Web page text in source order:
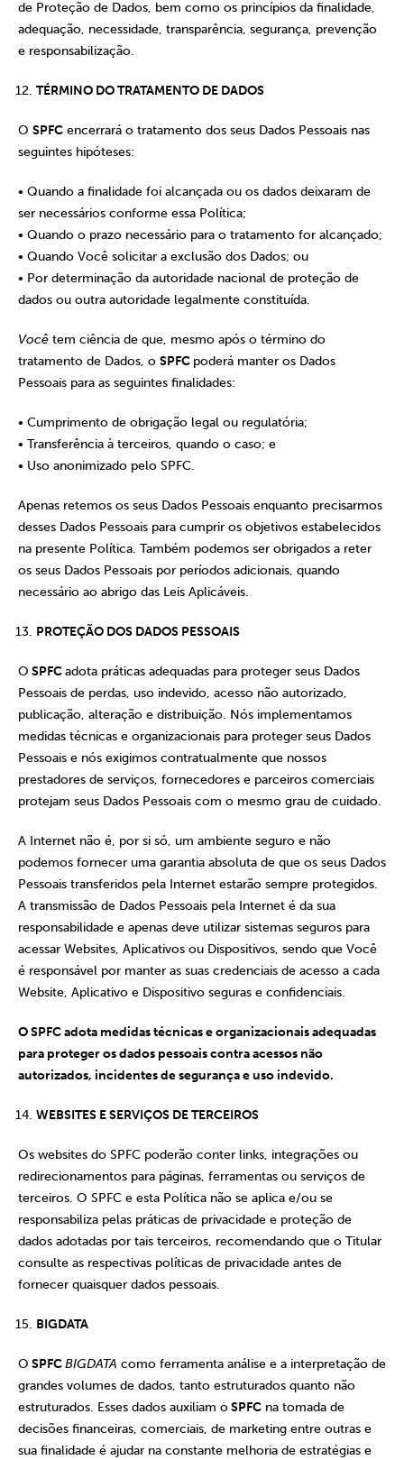
de Proteção de Dados, bem como os princípios da finalidade,
adequação, necessidade, transparência, segurança, prevenção
e responsabilização.
TÉRMINO DO TRATAMENTO DE DADOS
O SPFC encerrará o tratamento dos seus Dados Pessoais nas
seguintes hipóteses:
• Quando a finalidade foi alcançada ou os dados deixaram de
ser necessários conforme essa Política;
• Quando o prazo necessário para o tratamento for alcançado;
• Quando Você solicitar a exclusão dos Dados; ou
• Por determinação da autoridade nacional de proteção de
dados ou outra autoridade legalmente constituída.
Você tem ciência de que, mesmo após o término do
tratamento de Dados, o SPFC poderá manter os Dados
Pessoais para as seguintes finalidades:
• Cumprimento de obrigação legal ou regulatória;
• Transferência à terceiros, quando o caso; e
• Uso anonimizado pelo SPFC.
Apenas retemos os seus Dados Pessoais enquanto precisarmos
desses Dados Pessoais para cumprir os objetivos estabelecidos
na presente Política. Também podemos ser obrigados a reter
os seus Dados Pessoais por períodos adicionais, quando
necessário ao abrigo das Leis Aplicáveis.
PROTEÇÃO DOS DADOS PESSOAIS
O SPFCadota práticas adequadas para proteger seus Dados
Pessoais de perdas, uso indevido, acesso não autorizado,
publicação, alteração e distribuição. Nós implementamos
medidas técnicas e organizacionais para proteger seus Dados
Pessoais e nós exigimos contratualmente que nossos
prestadores de serviços, fornecedores e parceiros comerciais
protejam seus Dados Pessoais com o mesmo grau de cuidado.
A Internet não é, por si só, um ambiente seguro e não
podemos fornecer uma garantia absoluta de que os seus Dados
Pessoais transferidos pela Internet estarão sempre protegidos.
A transmissão de Dados Pessoais pela Internet é da sua
responsabilidade e apenas deve utilizar sistemas seguros para
acessar Websites, Aplicativos ou Dispositivos, sendo que Você
é responsável por manter as suas credenciais de acesso a cada
Website, Aplicativo e Dispositivo seguras e confidenciais.
O SPFC adota medidas técnicas e organizacionais adequadas
para proteger os dados pessoais contra acessos não
autorizados, incidentes de segurança e uso indevido.
WEBSITES E SERVIÇOS DE TERCEIROS
Os websites do SPFC poderão conter links, integrações ou
redirecionamentos para páginas, ferramentas ou serviços de
terceiros. O SPFC e esta Política não se aplica e/ou se
responsabiliza pelas práticas de privacidade e proteção de
dados adotadas por tais terceiros, recomendando que o Titular
consulte as respectivas políticas de privacidade antes de
fornecer quaisquer dados pessoais.
BIGDATA
O SPFCBIGDATA como ferramenta análise e a interpretação de
grandes volumes de dados, tanto estruturados quanto não
estruturados. Esses dados auxiliam oSPFC na tomada de
decisões financeiras, comerciais, de marketing entre outras e
sua finalidade é ajudar na constante melhoria de estratégias e